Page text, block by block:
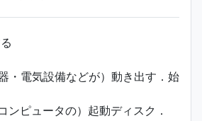
・電気設備などが）動き出す．始
ンピュータの）起動ディスク．